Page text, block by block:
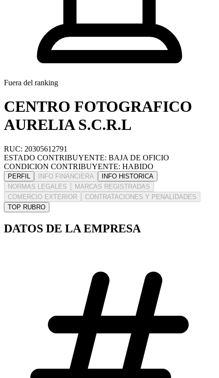
Fuera del ranking
CENTRO FOTOGRAFICO
AURELIA S.C.R.L
RUC: 20305612791
ESTADO CONTRIBUYENTE: BAJA DE OFICIO
CONDICION CONTRIBUYENTE: HABIDO
PERFIL INFO FINANCIERA
INFO HISTORICA
NORMAS LEGALES
MARCAS REGISTRADAS
COMERCIO EXTERIOR
CONTRATACIONES Y PENALIDADES
TOP RUBRO
DATOS DE LA EMPRESA